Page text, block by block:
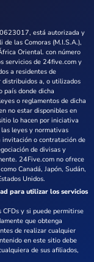
está autorizada y
las Comoras (M.I.S.A.),
Oriental. con número
servicios de 24five.com y
a residentes de
distribuidos a, o utilizados
país donde dicha
o reglamentos de dicha
no estar disponibles en
lo hacen por iniciativa
leyes y normativas
invitación o contratación de
de divisas y
24Five.com no ofrece
Canadá, Japón, Sudán,
Unidos.
para utilizar los servicios
y si puede permitirse
que obtenga
de realizar cualquier
en este sitio debe
de sus afiliados,